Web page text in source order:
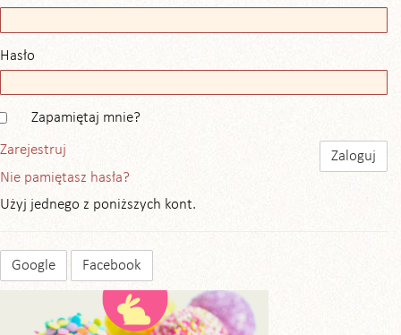
Hasło
Zapamiętaj mnie?
Zarejestruj
Nie pamiętasz hasła?
Użyj jednego z poniższych kont.
Google Facebook